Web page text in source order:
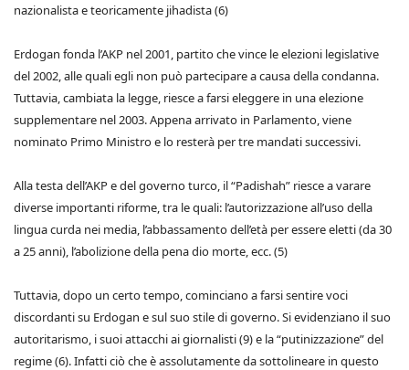
nazionalista e teoricamente jihadista (6)
Erdogan fonda l’AKP nel 2001, partito che vince le elezioni legislative
del 2002, alle quali egli non può partecipare a causa della condanna.
Tuttavia, cambiata la legge, riesce a farsi eleggere in una elezione
supplementare nel 2003. Appena arrivato in Parlamento, viene
nominato Primo Ministro e lo resterà per tre mandati successivi.
Alla testa dell’AKP e del governo turco, il “Padishah” riesce a varare
diverse importanti riforme, tra le quali: l’autorizzazione all’uso della
lingua curda nei media, l’abbassamento dell’età per essere eletti (da 30
a 25 anni), l’abolizione della pena dio morte, ecc. (5)
Tuttavia, dopo un certo tempo, cominciano a farsi sentire voci
discordanti su Erdogan e sul suo stile di governo. Si evidenziano il suo
autoritarismo, i suoi attacchi ai giornalisti (9) e la “putinizzazione” del
regime (6). Infatti ciò che è assolutamente da sottolineare in questo